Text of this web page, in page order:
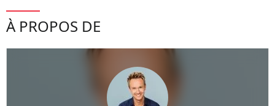
À PROPOS DE